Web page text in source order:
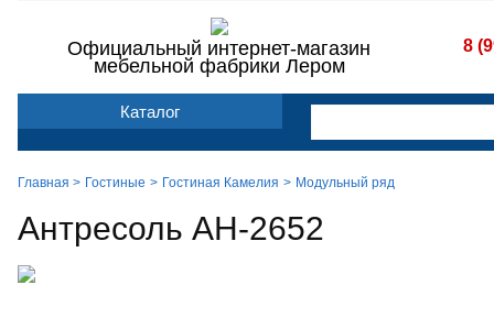
Официальный интернет-магазин
мебельной фабрики Лером
8
Каталог
Главная > Гостиные Гостиная Камелия Модульный ряд
Антресоль АН-2652